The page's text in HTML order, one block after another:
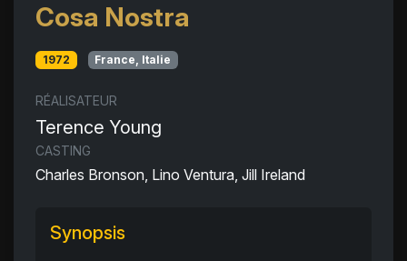
Cosa Nostra
1972 France, Italie
RÉALISATEUR
Terence Young
CASTING
Charles Bronson, Lino Ventura, Jill Ireland
Synopsis